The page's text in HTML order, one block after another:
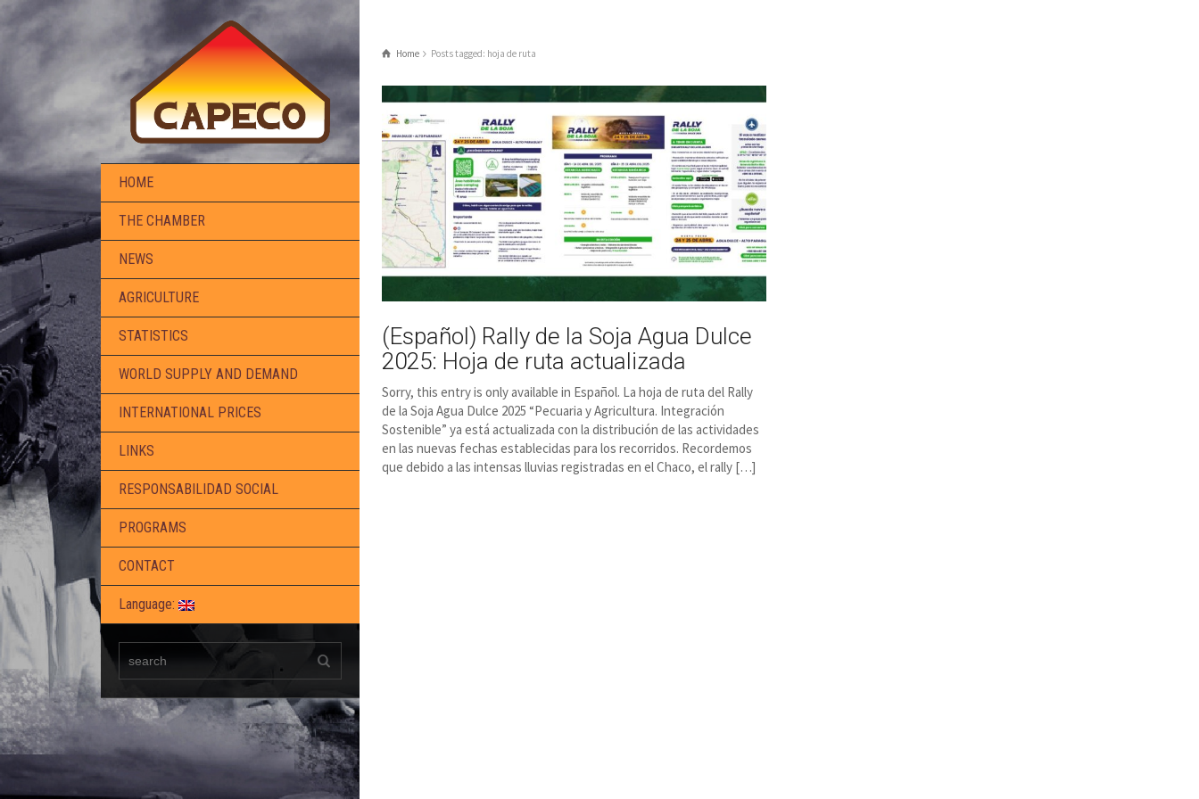
HOME
THE CHAMBER
NEWS
AGRICULTURE
STATISTICS
WORLD SUPPLY AND DEMAND
INTERNATIONAL PRICES
LINKS
RESPONSABILIDAD SOCIAL
PROGRAMS
CONTACT
Language:
Home Posts tagged: hoja de ruta
(Español) Rally de la Soja Agua Dulce
2025: Hoja de ruta actualizada
Sorry, this entry is only available in Español. La hoja de ruta del Rally
de la Soja Agua Dulce 2025 “Pecuaria y Agricultura. Integración
Sostenible” ya está actualizada con la distribución de las actividades
en las nuevas fechas establecidas para los recorridos. Recordemos
que debido a las intensas lluvias registradas en el Chaco, el rally […]